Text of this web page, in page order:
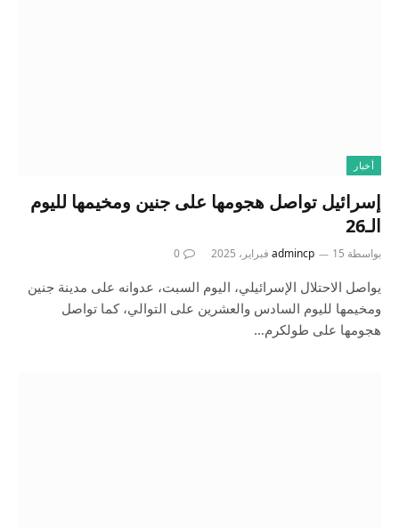
أخبار
إسرائيل تواصل هجومها على جنين ومخيمها لليوم
الـ26
بواسطة admincp 15 فبراير، 2025 0
يواصل الاحتلال الإسرائيلي، اليوم السبت، عدوانه على مدينة جنين
ومخيمها لليوم السادس والعشرين على التوالي، كما تواصل
هجومها على طولكرم…